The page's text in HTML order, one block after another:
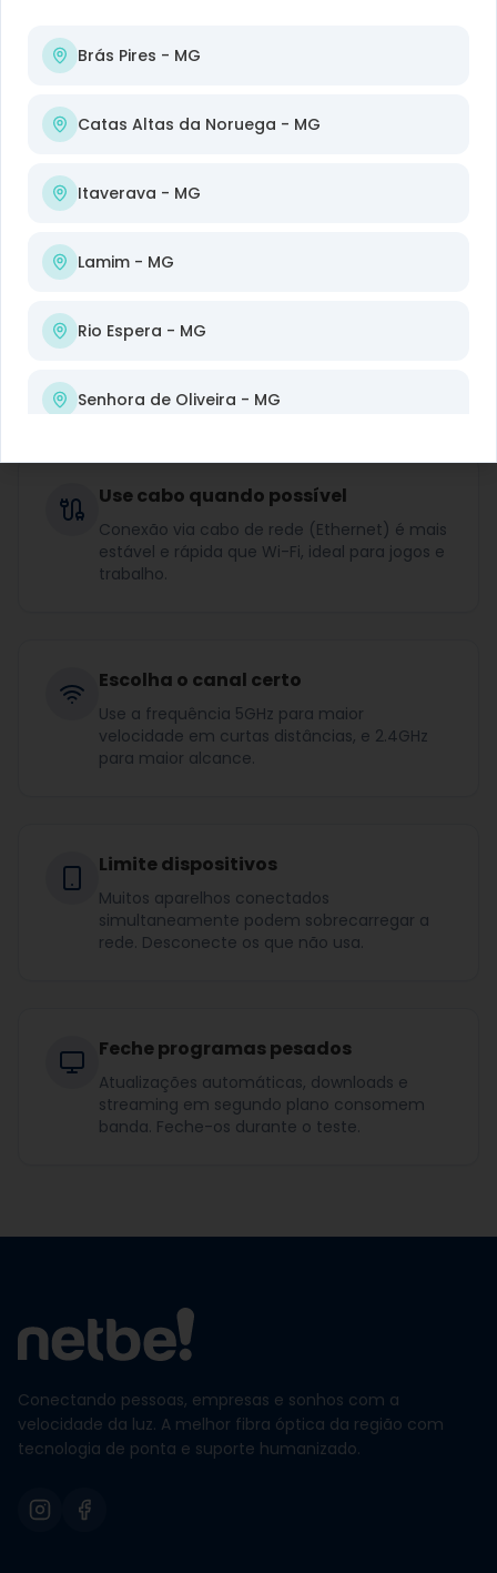
Posicione bem o roteador
elevado, longe de paredes grossas, espelhos
e equipamentos eletrônicos.
Reiniciar o roteador periodicamente ajuda a
conexão.
Use cabo quando possível
Conexão via cabo de rede (Ethernet) é mais
estável e rápida que Wi-Fi, ideal para jogos e
trabalho.
Escolha o canal certo
Use a frequência 5GHz para maior
velocidade em curtas distâncias, e 2.4GHz
para maior alcance.
Limite dispositivos
Muitos aparelhos conectados
simultaneamente podem sobrecarregar a
rede. Desconecte os que não usa.
Feche programas pesados
Atualizações automáticas, downloads e
streaming em segundo plano consomem
banda. Feche-os durante o teste.
Conectando pessoas, empresas e sonhos com a
velocidade da luz. A melhor fibra óptica da região com
tecnologia de ponta e suporte humanizado.
Brás Pires - MG
Catas Altas da Noruega - MG
Itaverava - MG
Lamim - MG
Rio Espera - MG
Senhora de Oliveira - MG